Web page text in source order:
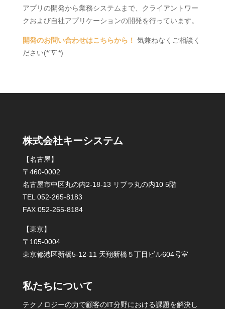
アプリの開発から業務システムまで、クライアントワー
クおよび自社アプリケーションの開発を行っています。
開発のお問い合わせはこちらから！ 気兼ねなくご相談く
ださい(*´∇`*)
株式会社キーシステム
【名古屋】
〒460-0002
名古屋市中区丸の内2-18-13 リブラ丸の内10 5階
TEL 052-265-8183
FAX 052-265-8184
【東京】
〒105-0004
東京都港区新橋5-12-11 天翔新橋５丁目ビル604号室
私たちについて
テクノロジーの力で顧客のIT分野における課題を解決し